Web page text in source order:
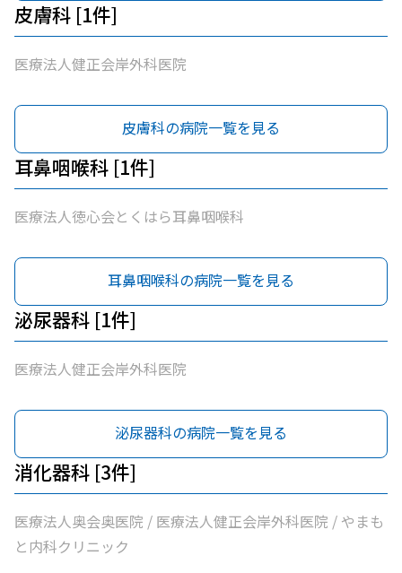
皮膚科 [1件]
医療法人健正会岸外科医院
皮膚科の病院一覧を見る
耳鼻咽喉科 [1件]
医療法人徳心会とくはら耳鼻咽喉科
耳鼻咽喉科の病院一覧を見る
泌尿器科 [1件]
医療法人健正会岸外科医院
泌尿器科の病院一覧を見る
消化器科 [3件]
医療法人奥会奥医院 / 医療法人健正会岸外科医院 / やまも
と内科クリニック